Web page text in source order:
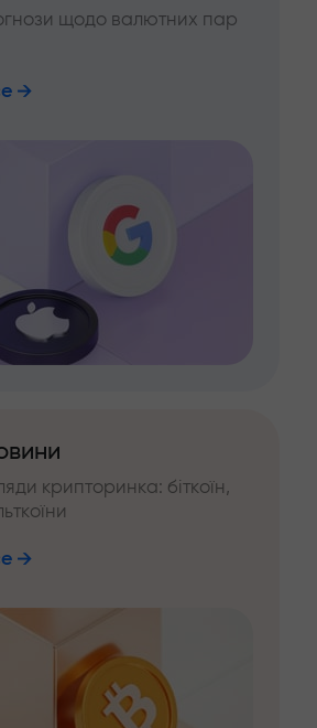
щодо валютних пар
крипторинка: біткоїн,